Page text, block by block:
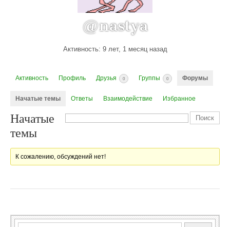
@nastya
Активность: 9 лет, 1 месяц назад
Активность Профиль Друзья 0 Группы 0 Форумы
Начатые темы Ответы Взаимодействие Избранное
Начатые
темы
К сожалению, обсуждений нет!